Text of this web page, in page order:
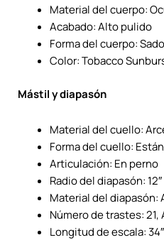
Material del cuerpo:
Acabado: Alto pulido
Forma del cuerpo:
Color: Tobacco
Mástil y diapasón
Material del cuello:
Forma del cuello:
Articulación: En perno
Radio del diapasón: 12″
Material del diapasón:
Número de trastes: 21,
Longitud de escala: 34″